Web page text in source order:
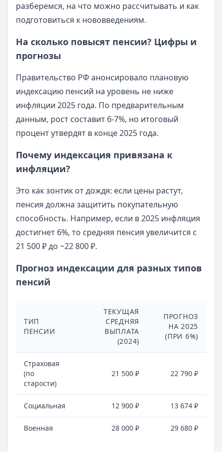
разберемся, на что можно рассчитывать и как
подготовиться к нововведениям.
На сколько повысят пенсии? Цифры и
прогнозы
Правительство РФ анонсировало плановую
индексацию пенсий на уровень не ниже
инфляции 2025 года. По предварительным
данным, рост составит 6-7%, но итоговый
процент утвердят в конце 2025 года.
Почему индексация привязана к
инфляции?
Это как зонтик от дождя: если цены растут,
пенсия должна защитить покупательную
способность. Например, если в 2025 инфляция
достигнет 6%, то средняя пенсия увеличится с
21 500 ₽ до ~22 800 ₽.
Прогноз индексации для разных типов
пенсий
ТИП
ПЕНСИИ
ТЕКУЩАЯ
СРЕДНЯЯ
ВЫПЛАТА
(2024)
ПРОГНОЗ
НА 2025
(ПРИ 6%)
Страховая
(по
старости)
21 500 ₽ 22 790 ₽
Социальная 12 900 ₽ 13 674 ₽
Военная 28 000 ₽ 29 680 ₽